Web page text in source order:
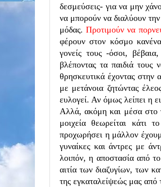
δεσμεύσεις- για να μην
να μπορούν να διαλύουν
μόδας.Προτιμούν να
φέρουν στον κόσμο
γονείς τους -όσοι,
βλέποντας τα παιδιά τους
θρησκευτικά έχοντας στην
με μετάνοια ζητώντας
ευλογεί. Αν όμως λείπει η
Αλλά, ακόμη και μέσα στο
μοιχεία θεωρείται κάτι
προχωρήσει η μάλλον
γυναίκες και άντρες με
λοιπόν, η αποστασία από
αιτία των διαζυγίων, των
της εγκαταλείψεώς μας